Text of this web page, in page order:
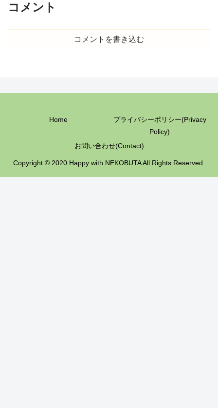
コメント
コメントを書き込む
Home
プライバシーポリシー(Privacy
Policy)
お問い合わせ(Contact)
Copyright © 2020 Happy with NEKOBUTA All Rights Reserved.